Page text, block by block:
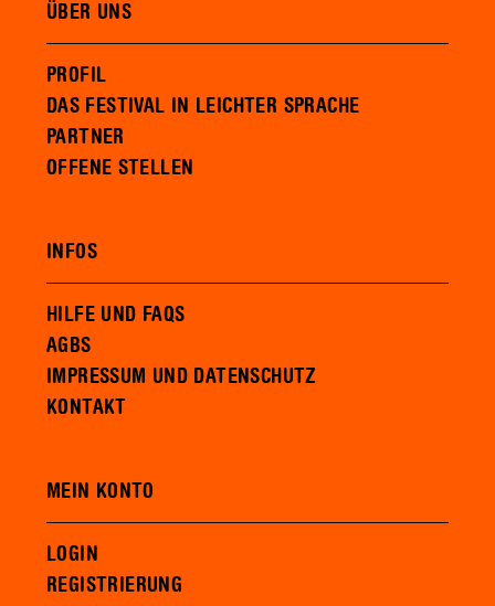
ÜBER UNS
PROFIL
DAS FESTIVAL IN LEICHTER SPRACHE
PARTNER
OFFENE STELLEN
INFOS
HILFE UND FAQS
AGBS
IMPRESSUM UND DATENSCHUTZ
KONTAKT
MEIN KONTO
LOGIN
REGISTRIERUNG